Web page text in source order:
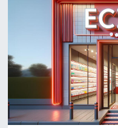
Haber Arşivi